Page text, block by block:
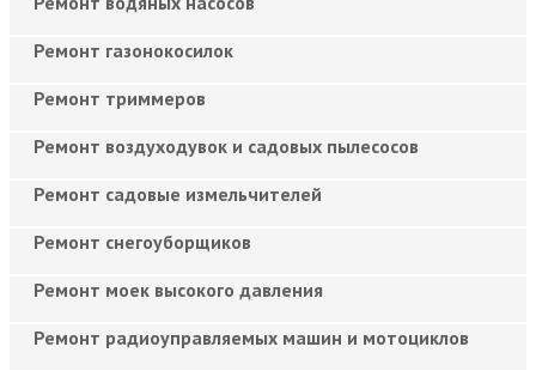
Ремонт газонокосилок
Ремонт триммеров
Ремонт воздуходувок и садовых пылесосов
Ремонт садовые измельчителей
Ремонт снегоуборщиков
Ремонт моек высокого давления
Ремонт радиоуправляемых машин и мотоциклов